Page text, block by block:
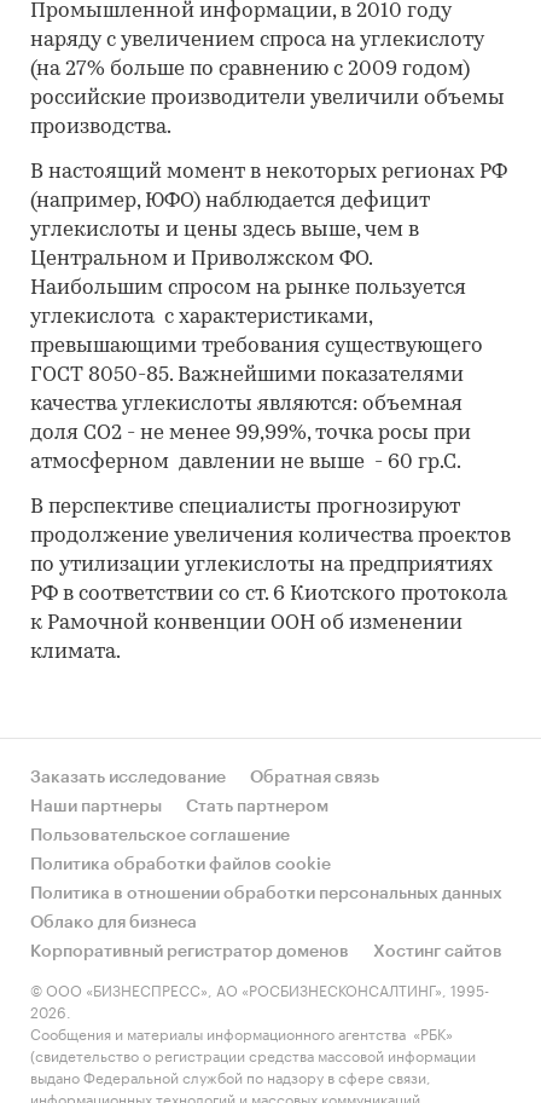
Промышленной информации, в 2010 году
наряду с увеличением спроса на углекислоту
(на 27% больше по сравнению с 2009 годом)
российские производители увеличили объемы
производства.
В настоящий момент в некоторых регионах РФ
(например, ЮФО) наблюдается дефицит
углекислоты и цены здесь выше, чем в
Центральном и Приволжском ФО.
Наибольшим спросом на рынке пользуется
углекислота с характеристиками,
превышающими требования существующего
ГОСТ 8050-85. Важнейшими показателями
качества углекислоты являются: объемная
доля СО2 - не менее 99,99%, точка росы при
атмосферном давлении не выше - 60 гр.С.
В перспективе специалисты прогнозируют
продолжение увеличения количества проектов
по утилизации углекислоты на предприятиях
РФ в соответствии со ст. 6 Киотского протокола
к Рамочной конвенции ООН об изменении
климата.
Заказать исследование
Обратная связь
Наши партнеры
Стать партнером
Пользовательское соглашение
Политика обработки файлов cookie
Политика в отношении обработки персональных данных
Облако для бизнеса
Корпоративный регистратор доменов
Хостинг сайтов
© ООО «БИЗНЕСПРЕСС», АО «РОСБИЗНЕСКОНСАЛТИНГ», 1995-
2026.
Сообщения и материалы информационного агентства «РБК»
(свидетельство о регистрации средства массовой информации
выдано Федеральной службой по надзору в сфере связи,
информационных технологий и массовых коммуникаций